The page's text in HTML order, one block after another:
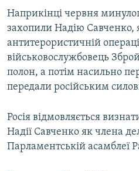
Наприкінці червня
захопили Надію Савченко,
антитерористичній
військовослужбовець
полон, а потім насильно
передали російським
Росія відмовляється
Надії Савченко як члена
Парламентській асамблеї